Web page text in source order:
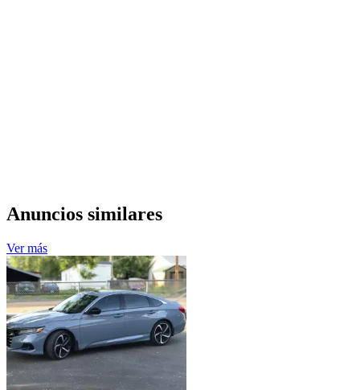
Anuncios similares
Ver más